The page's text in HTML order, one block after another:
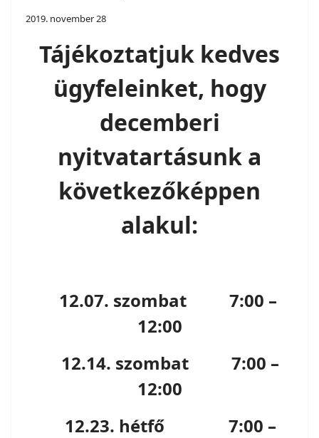
2019. november 28
Tájékoztatjuk kedves
ügyfeleinket, hogy
decemberi
nyitvatartásunk a
következőképpen
alakul:
12.07. szombat 7:00 –
12:00
12.14. szombat 7:00 –
12:00
12.23. hétfő 7:00 –